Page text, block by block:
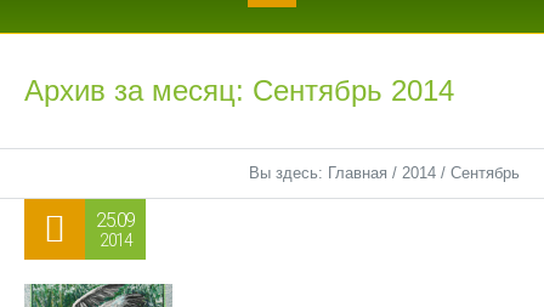
Архив за месяц: Сентябрь 2014
Вы здесь: Главная / 2014 / Сентябрь
25.09
2014